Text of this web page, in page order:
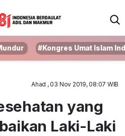
#Kongres Umat Islam
Ahad , 03 Nov 2019, 08:07 WIB
yang
Laki-Laki